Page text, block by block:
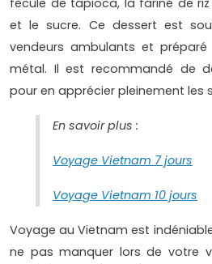
et le sucre. Ce dessert est
vendeurs ambulants et
métal. Il est recommandé de
pour en apprécier pleinement les
En savoir plus :
Voyage Vietnam 7 jours
Voyage Vietnam 10 jours
Voyage au Vietnam est
ne pas manquer lors de votre